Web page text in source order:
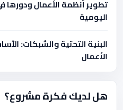
تطوير أنظمة الأعمال ودورها
اليومية
البنية التحتية والشبكات:
الأعمال
هل لديك فكرة مشروع؟